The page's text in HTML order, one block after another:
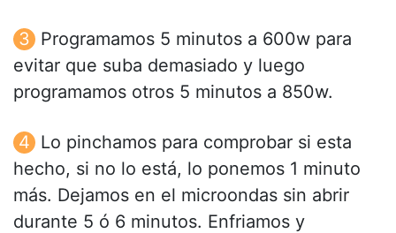
Programamos 5 minutos a 600w para
evitar que suba demasiado y luego
programamos otros 5 minutos a 850w.
Lo pinchamos para comprobar si esta
hecho, si no lo está, lo ponemos 1 minuto
más. Dejamos en el microondas sin abrir
durante 5 ó 6 minutos. Enfriamos y